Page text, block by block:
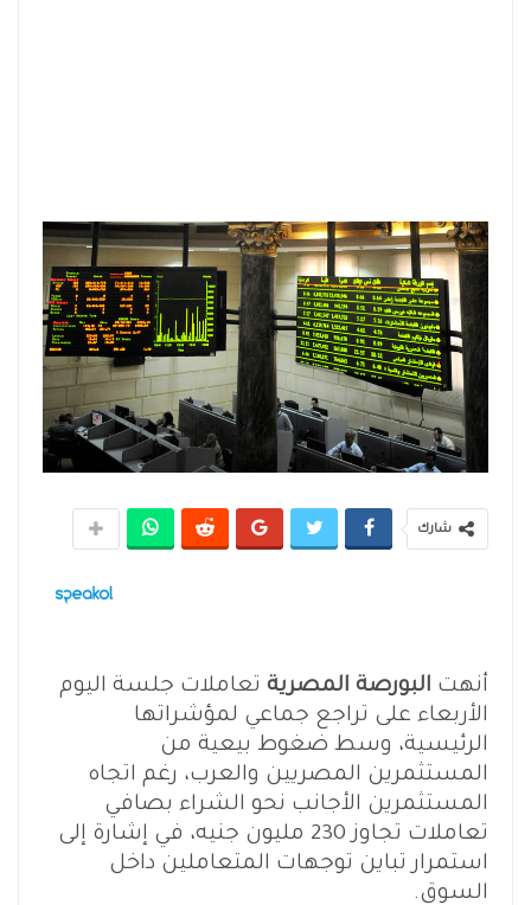
شارك
أنهت البورصة المصرية تعاملات جلسة اليوم
الأربعاء على تراجع جماعي لمؤشراتها
الرئيسية، وسط ضغوط بيعية من
المستثمرين المصريين والعرب، رغم اتجاه
المستثمرين الأجانب نحو الشراء بصافي
تعاملات تجاوز 230 مليون جنيه، في إشارة إلى
استمرار تباين توجهات المتعاملين داخل
السوق.